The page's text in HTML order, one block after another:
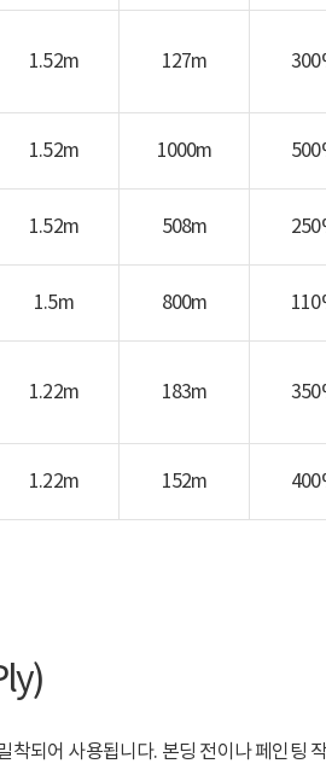
1.52m 127m
1.52m 1000m
1.52m 508m
1.5m 800m
1.22m 183m
1.22m 152m
되어 사용됩니다. 본딩 전이나 페인팅